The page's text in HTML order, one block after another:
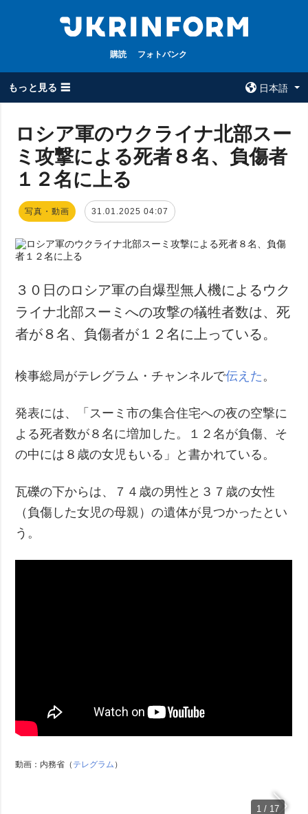
購読 フォトバンク
もっと見る ☰
日本語
全てのトピック
戦争
政治
経済・復興
防衛
社会・文化
スポーツ
犯罪
ウクルインフォ
ルム
追加
インタビュー
写真
サービス
フォトバンク
ロシア軍のウクライナ北部スー
ミ攻撃による死者８名、負傷者
１２名に上る
写真・動画 31.01.2025 04:07
３０日のロシア軍の自爆型無人機によるウク
ライナ北部スーミへの攻撃の犠牲者数は、死
者が８名、負傷者が１２名に上っている。
検事総局がテレグラム・チャンネルで伝えた 。
発表には、「スーミ市の集合住宅への夜の空撃に
よる死者数が８名に増加した。１２名が負傷、そ
の中には８歳の女児もいる」と書かれている。
瓦礫の下からは、７４歳の男性と３７歳の女性
（負傷した女児の母親）の遺体が見つかったとい
う。
動画：内務省（ テレグラム ）
1 / 17